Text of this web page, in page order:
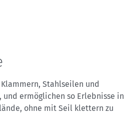
Stahlseilen und
ermöglichen so Erlebnisse in
ohne mit Seil klettern zu